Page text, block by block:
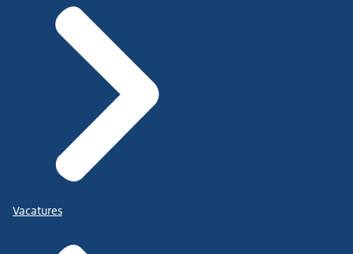
Vacatures